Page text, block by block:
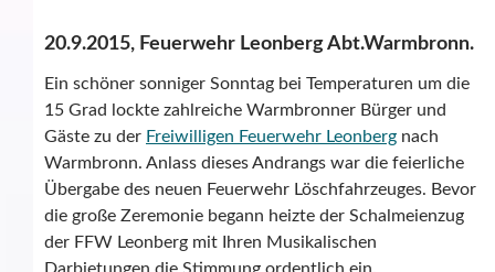
20.9.2015, Feuerwehr Leonberg Abt.Warmbronn.
Ein schöner sonniger Sonntag bei Temperaturen um die
15 Grad lockte zahlreiche Warmbronner Bürger und
Gäste zu der Freiwilligen Feuerwehr Leonberg nach
Warmbronn. Anlass dieses Andrangs war die feierliche
Übergabe des neuen Feuerwehr Löschfahrzeuges. Bevor
die große Zeremonie begann heizte der Schalmeienzug
der FFW Leonberg mit Ihren Musikalischen